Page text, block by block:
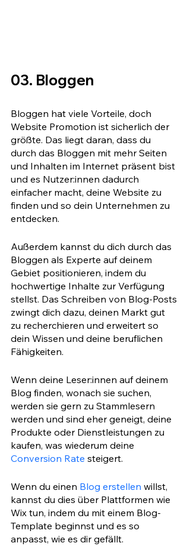
03. Bloggen
Bloggen hat viele Vorteile, doch
Website Promotion ist sicherlich der
größte. Das liegt daran, dass du
durch das Bloggen mit mehr Seiten
und Inhalten im Internet präsent bist
und es Nutzer:innen dadurch
einfacher macht, deine Website zu
finden und so dein Unternehmen zu
entdecken.
Außerdem kannst du dich durch das
Bloggen als Experte auf deinem
Gebiet positionieren, indem du
hochwertige Inhalte zur Verfügung
stellst. Das Schreiben von Blog-Posts
zwingt dich dazu, deinen Markt gut
zu recherchieren und erweitert so
dein Wissen und deine beruflichen
Fähigkeiten.
Wenn deine Leser:innen auf deinem
Blog finden, wonach sie suchen,
werden sie gern zu Stammlesern
werden und sind eher geneigt, deine
Produkte oder Dienstleistungen zu
kaufen, was wiederum deine
Conversion Rate steigert.
Wenn du einen Blog erstellen willst,
kannst du dies über Plattformen wie
Wix tun, indem du mit einem Blog-
Template beginnst und es so
anpasst, wie es dir gefällt.